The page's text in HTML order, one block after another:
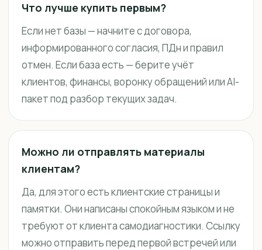
Что лучше купить первым?
Если нет базы — начните с договора,
информированного согласия, ПДн и правил
отмен. Если база есть — берите учёт
клиентов, финансы, воронку обращений или AI-
пакет под разбор текущих задач.
Можно ли отправлять материалы
клиентам?
Да, для этого есть клиентские страницы и
памятки. Они написаны спокойным языком и не
требуют от клиента самодиагностики. Ссылку
можно отправить перед первой встречей или